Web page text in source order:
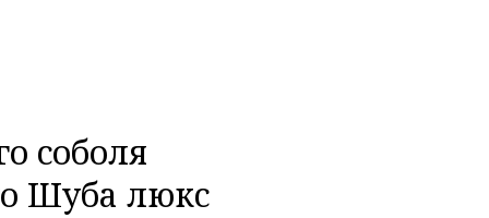
соболя
Шуба люкс